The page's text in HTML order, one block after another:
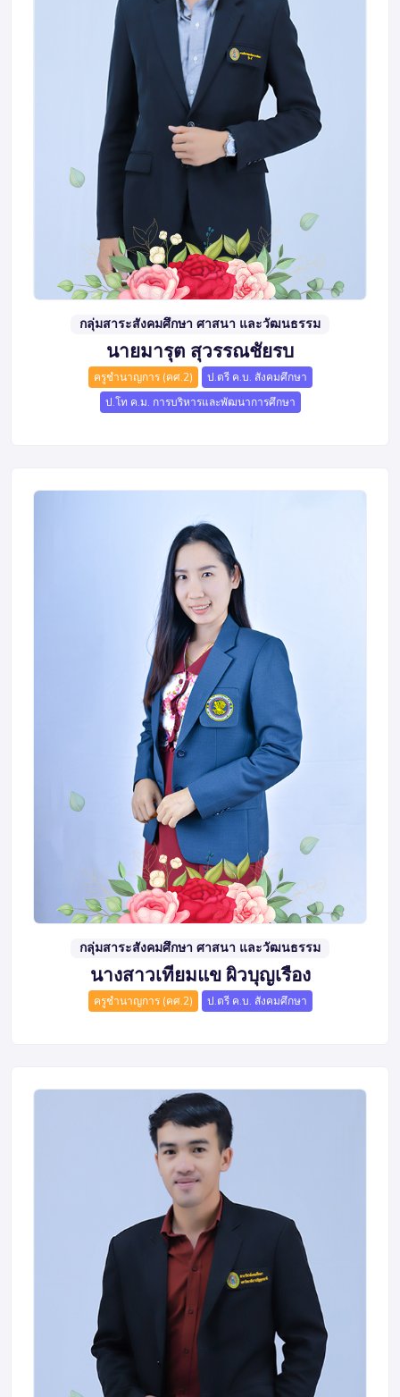
กลุ่มสาระสังคมศึกษา ศาสนา และวัฒนธรรม
นายมารุต สุวรรณชัยรบ
ครูชำนาญการ (คศ.2)
ป.ตรี ค.บ. สังคมศึกษา
ป.โท ค.ม. การบริหารและพัฒนาการศึกษา
กลุ่มสาระสังคมศึกษา ศาสนา และวัฒนธรรม
นางสาวเทียมแข ผิวบุญเรือง
ครูชำนาญการ (คศ.2) ป.ตรี ค.บ. สังคมศึกษา